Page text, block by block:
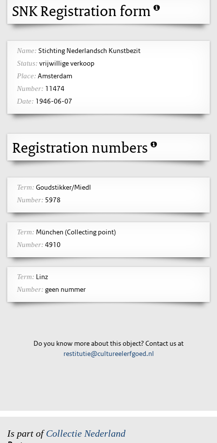
SNK Registration form
Name: Stichting Nederlandsch Kunstbezit
Status: vrijwillige verkoop
Place: Amsterdam
Number: 11474
Date: 1946-06-07
Registration numbers
Term: Goudstikker/Miedl
Number: 5978
Term: München (Collecting point)
Number: 4910
Term: Linz
Number: geen nummer
Do you know more about this object? Contact us at
restitutie@cultureelerfgoed.nl
Is part ofCollectie Nederland